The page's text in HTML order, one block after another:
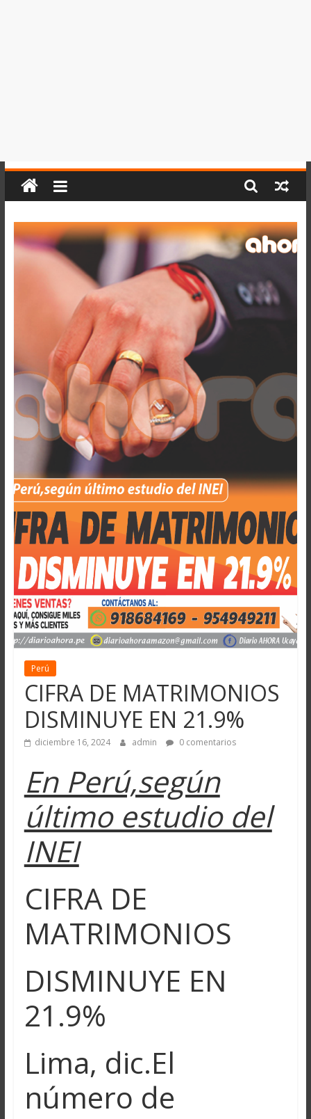
Perú
CIFRA DE MATRIMONIOS
DISMINUYE EN 21.9%
diciembre 16, 2024 admin 0 comentarios
En Perú,según
último estudio del
INEI
CIFRA DE
MATRIMONIOS
DISMINUYE EN
21.9%
Lima, dic.El
número de